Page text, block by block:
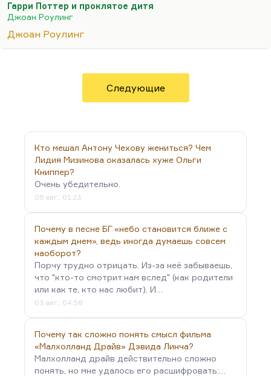
Миледи не было. Не сочтите это за спойлер, это
для меня важно. Ну и потом, какие спойлеры?
Всё это давно напечатано в Сети.
Там потрясающе дана тема родительского
бессилия, когда ты понимаешь, что ты хочешь
мальчика своего или девочку защитить от боли, а
прийти. И она придёт». И тогда почти
буквально…
Гарри Поттер и проклятое дитя
Джоан Роулинг
Джоан Роулинг
Следующие
Кто мешал Антону Чехову жениться? Чем
Лидия Мизинова оказалась хуже Ольги
Книппер?
Очень убедительно.
06 авг., 01:23
Почему в песне БГ «небо становится ближе с
каждым днем», ведь иногда думаешь совсем
наоборот?
Порчу трудно отрицать. Из-за неё забываешь,
что "кто-то смотрит нам вслед" (как родители
или как те, кто нас любит). И…
03 авг., 04:58
Почему так сложно понять смысл фильма
«Малхолланд Драйв» Дэвида Линча?
Малхолланд драйв действительно сложно
понять, но мне удалось его расшифровать:…